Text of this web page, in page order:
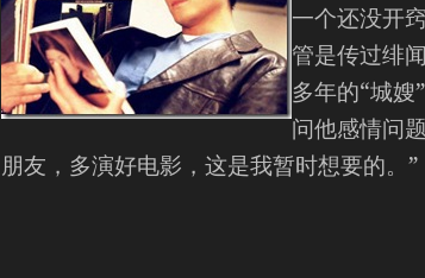
一个还没开
管是传过绯
多年的“城
问他感情问
朋友，多演好电影，这是我暂时想要的。”